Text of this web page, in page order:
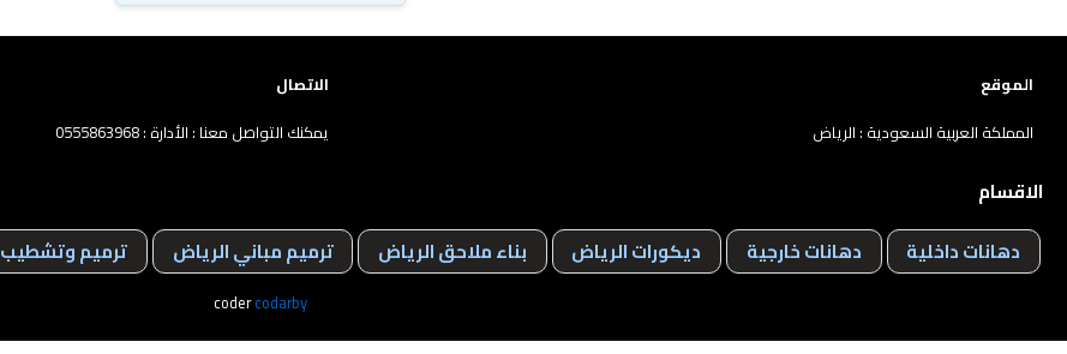
الموقع
الاتصال
المملكة العربية السعودية : الرياض
يمكنك التواصل معنا : الأدارة : 0555863968
الاقسام
دهانات داخلية
دهانات خارجية ديكورات الرياض بناء ملاحق الرياض ترميم مباني الرياض ترميم وتشطيب
codercodarby